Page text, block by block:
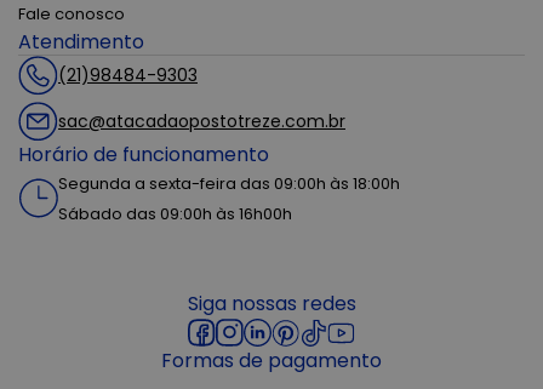
Fale conosco
Atendimento
(21)98484-9303
sac@atacadaopostotreze.com.br
Horário de funcionamento
Segunda a sexta-feira das 09:00h às 18:00h
Sábado das 09:00h às 16h00h
Siga nossas redes
Formas de pagamento